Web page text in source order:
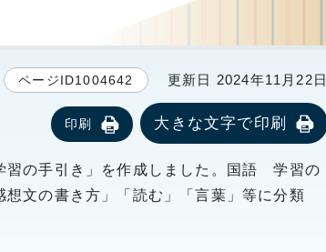
ページID1004642 更新日 2024年11月22日
印刷 大きな文字で印刷
習の手引き」を作成しました。国語 学習の
文の書き方」「読む」「言葉」等に分類